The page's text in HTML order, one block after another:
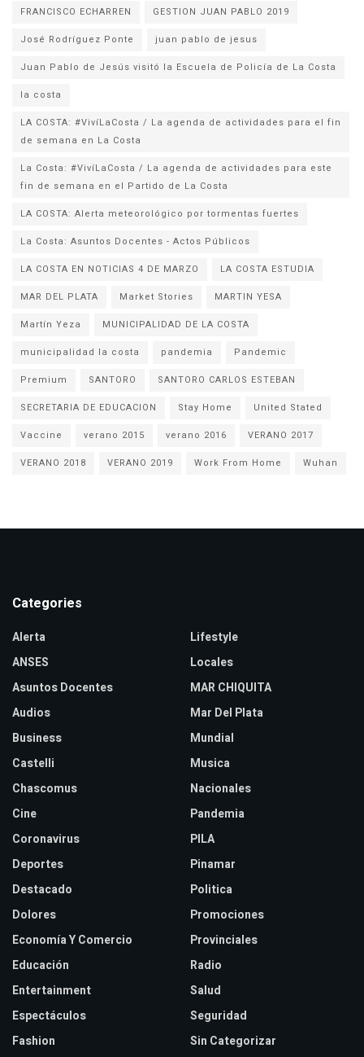
FRANCISCO ECHARREN
GESTION JUAN PABLO 2019
José Rodríguez Ponte
juan pablo de jesus
la costa
LA COSTA: #VivíLaCosta / La agenda de actividades para el fin
de semana en La Costa
La Costa: #VivíLaCosta / La agenda de actividades para este
fin de semana en el Partido de La Costa
LA COSTA: Alerta meteorológico por tormentas fuertes
La Costa: Asuntos Docentes - Actos Públicos
LA COSTA EN NOTICIAS 4 DE MARZO
LA COSTA ESTUDIA
MAR DEL PLATA
Market Stories
MARTIN YESA
Martín Yeza
MUNICIPALIDAD DE LA COSTA
municipalidad la costa
pandemia
Pandemic
Premium
SANTORO
SANTORO CARLOS ESTEBAN
SECRETARIA DE EDUCACION
Stay Home
United Stated
Vaccine
verano 2015 verano 2016
VERANO 2017
VERANO 2018
VERANO 2019 Work From Home Wuhan
Categories
Alerta
ANSES
Asuntos Docentes
Audios
Business
Castelli
Chascomus
Cine
Coronavirus
Deportes
Destacado
Dolores
Economía Y Comercio
Educación
Entertainment
Espectáculos
Fashion
Lifestyle
Locales
MAR CHIQUITA
Mar Del Plata
Mundial
Musica
Nacionales
Pandemia
PILA
Pinamar
Politica
Promociones
Provinciales
Radio
Salud
Seguridad
Sin Categorizar